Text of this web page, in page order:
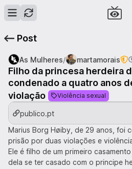
Post
As Mulheres/ martamorais
Filho da princesa herdeira
condenado a quatro anos
violação
Violência sexual
publico.pt
Marius Borg Høiby, de 29 anos, foi
prisão por duas violações e
Ele é filho de um primeiro
dela se ter casado com o principe